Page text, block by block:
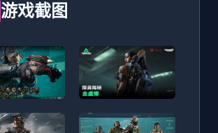
游戏截图